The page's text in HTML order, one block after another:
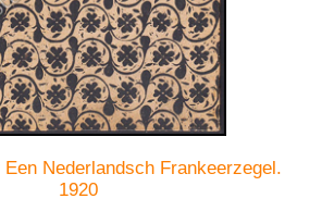
Een Nederlandsch Frankeerzegel.
1920